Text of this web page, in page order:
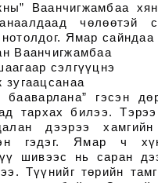
Ваанчигжамбаа
чөлөөтэй
Ямар сайндаа
Ваанчигжамбаа
сэлгүүцнэ
зугаацсанаа
гэсэн
тархах билээ.
дээрээ хамгийн
гэдэг. Ямар ч
шивээс нь саран
Түүнийг төрийн